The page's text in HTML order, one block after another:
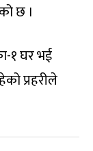
छ ।
१ घर भई
प्रहरीले